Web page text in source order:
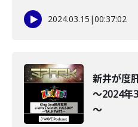
2024.03.15 |00:37:02
新井が度
～2024年
～